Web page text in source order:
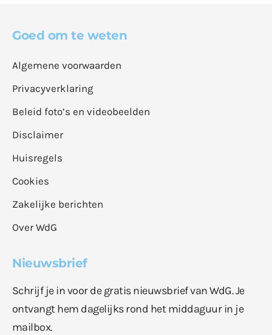
Goed om te weten
Algemene voorwaarden
Privacyverklaring
Beleid foto’s en videobeelden
Disclaimer
Huisregels
Cookies
Zakelijke berichten
Over WdG
Nieuwsbrief
Schrijf je in voor de gratis nieuwsbrief van WdG. Je
ontvangt hem dagelijks rond het middaguur in je
mailbox.